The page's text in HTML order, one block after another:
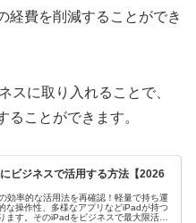
経費を削減することができ
スに取り入れることで、
ことができます。
ビジネスで活用する方法【2026
効率的な活用法を再確認！軽量で持ち運
な操作性、多様なアプリなどiPadが持つ
ます。そのiPadをビジネスで最大限活用